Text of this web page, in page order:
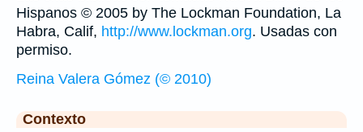
Hispanos © 2005 by The Lockman Foundation, La
Habra, Calif, http://www.lockman.org. Usadas con
permiso.
Reina Valera Gómez (© 2010)
Contexto